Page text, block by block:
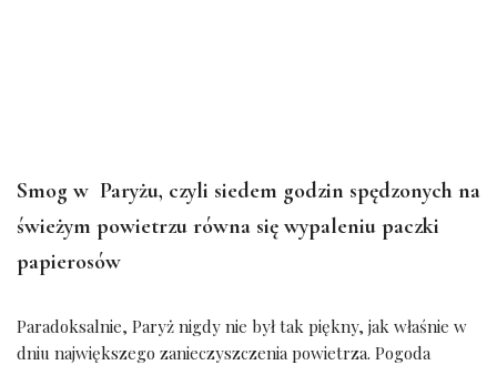
Smog w Paryżu, czyli siedem godzin spędzonych na
świeżym powietrzu równa się wypaleniu paczki
papierosów
Paradoksalnie, Paryż nigdy nie był tak piękny, jak właśnie w
dniu największego zanieczyszczenia powietrza. Pogoda